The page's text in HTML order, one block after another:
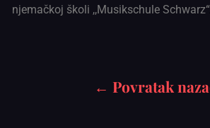
njemačkoj školi ,,Musikschule
← Povratak